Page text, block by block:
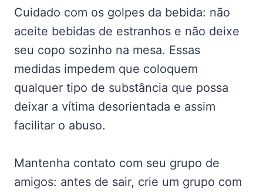
Cuidado com os golpes da bebida: não
aceite bebidas de estranhos e não deixe
seu copo sozinho na mesa. Essas
medidas impedem que coloquem
qualquer tipo de substância que possa
deixar a vítima desorientada e assim
facilitar o abuso.
Mantenha contato com seu grupo de
amigos: antes de sair, crie um grupo com